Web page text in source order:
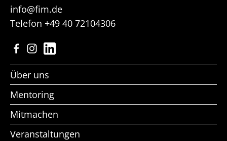
info@fim.de
Telefon +49 40 72104306
Facebook
Instagram
LinkedIn
Über uns
Mentoring
Mitmachen
Veranstaltungen